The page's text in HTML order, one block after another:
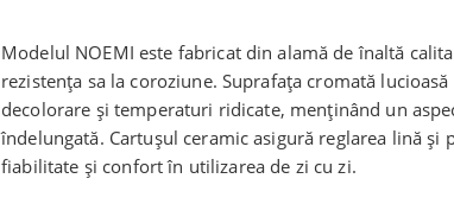
Modelul NOEMI este fabricat din alamă de înaltă
rezistența sa la coroziune. Suprafața cromată
decolorare și temperaturi ridicate, menținând un
îndelungată. Cartușul ceramic asigură reglarea lină și
fiabilitate și confort în utilizarea de zi cu zi.